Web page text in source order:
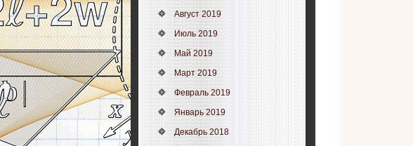
Август 2019
Июль 2019
Май 2019
Март 2019
Февраль 2019
Январь 2019
Декабрь 2018